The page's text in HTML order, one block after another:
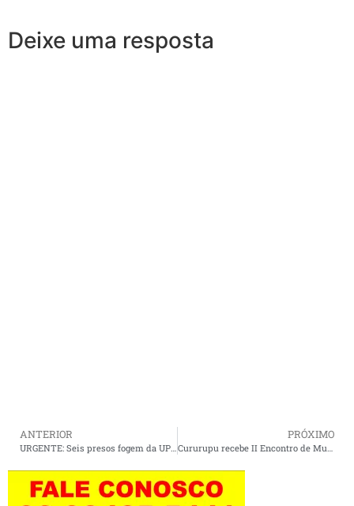
Deixe uma resposta
ANTERIOR PRÓXIMO